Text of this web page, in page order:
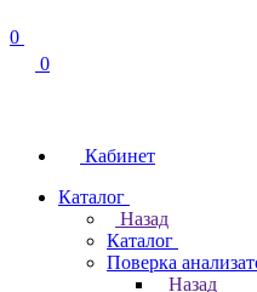
0
0
Кабинет
Каталог
Назад
Каталог
Поверка
Назад